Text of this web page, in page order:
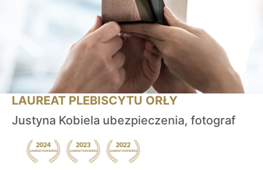
LAUREAT PLEBISCYTU ORŁY
Justyna Kobiela ubezpieczenia, fotograf